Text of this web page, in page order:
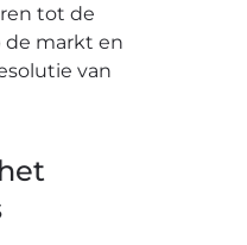
tot de
de markt en
van